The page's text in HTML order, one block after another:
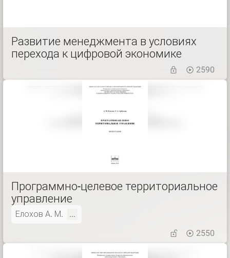
Развитие менеджмента в условиях
перехода к цифровой экономике
2590
Программно-целевое территориальное
управление
Елохов А. М.
...
2550